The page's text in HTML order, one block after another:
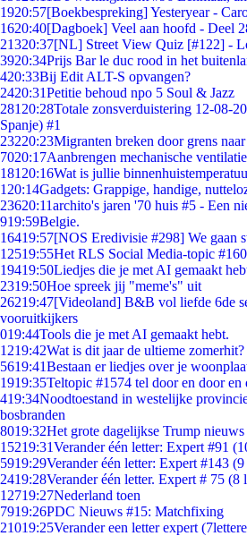
1920:57[Boekbespreking] Yesteryear -
1620:40[Dagboek] Veel aan hoofd - Deel
21320:37[NL] Street View Quiz [#122] -
3920:34Prijs Bar le duc rood in het
420:33Bij Edit ALT-S opvangen?
2420:31Petitie behoud npo 5 Soul & Jazz
281 20:28Totale zonsverduistering 12-08-
Spanje) #1
23220:23Migranten breken door grens
7020:17Aanbrengen mechanische
181 20:16Wat is jullie
1 20:14Gadgets: Grappige, handige,
23620:11archito's jaren '70 huis #5 - Een
919:59Belgie.
16419:57[NOS Eredivisie #298] We gaan
12519:55Het RLS Social Media-topic
19419:50Liedjes die je met AI gemaakt
2319:50Hoe spreek jij "meme's" uit
26219:47[Videoland] B&B vol liefde 6de
vooruitkijkers
019:44Tools die je met AI gemaakt hebt.
1219:42Wat is dit jaar de ultieme zomerhit?
5619:41Bestaan er liedjes over je
1919:35Teltopic #1574 tel door en door en
419:34Noodtoestand in westelijke
bosbranden
8019:32Het grote dagelijkse Trump nieuws
15219:31Verander één letter: Expert #91
5919:29Verander één letter: Expert #143 (9
2419:28Verander één letter. Expert # 75 (8
12719:27Nederland toen
7919:26PDC Nieuws #15: Matchfixing
21019:25Verander een letter expert